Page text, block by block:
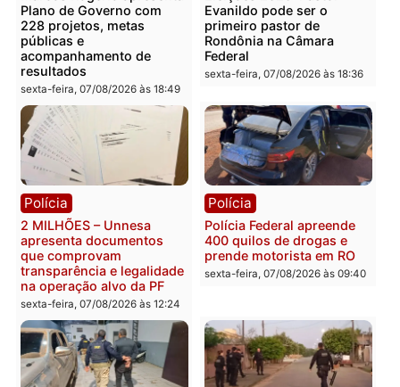
Você também vai querer ler...
Política
Marcos Rogério apresenta
Plano de Governo com
228 projetos, metas
públicas e
acompanhamento de
resultados
sexta-feira, 07/08/2026 às 18:49
Política
Eleições 2026: Pastor
Evanildo pode ser o
primeiro pastor de
Rondônia na Câmara
Federal
sexta-feira, 07/08/2026 às